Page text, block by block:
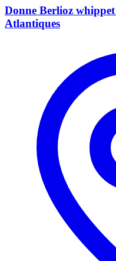
Donne Berlioz
Atlantiques